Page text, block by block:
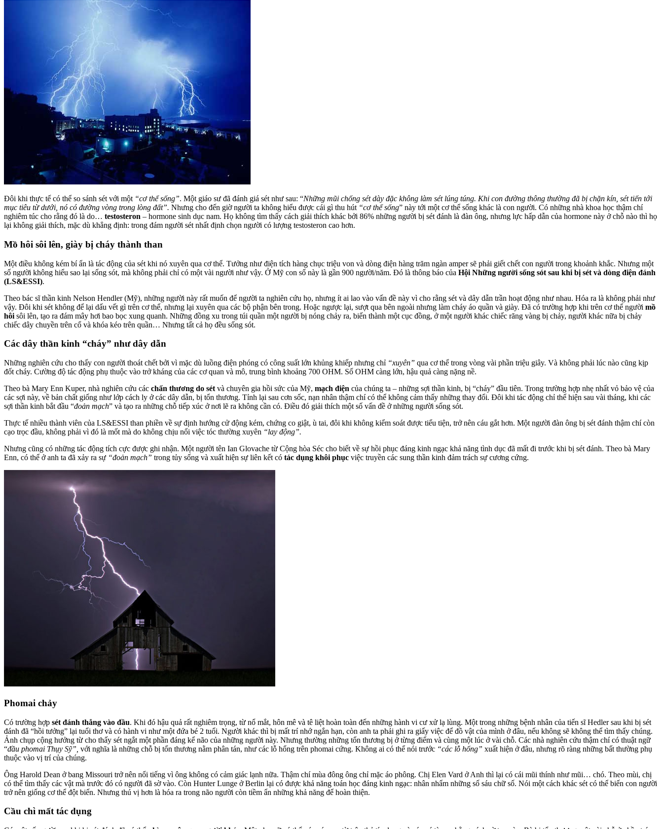
Đôi khi thực tế có thể so sánh sét với một “cơ thể sống”. Một giáo sư đã đánh giá sét như sau: “Những mũi chống sét dày đặc không làm sét lúng túng. Khi con đường thông thường đã bị chặn kín, sét tiến tới
mục tiêu từ dưới, nó có đường vòng trong lòng đất”. Nhưng cho đến giờ người ta không hiểu được cái gì thu hút “cơ thể sống” này tới một cơ thể sống khác là con người. Có những nhà khoa học thậm chí
nghiêm túc cho rằng đó là do… testosteron – hormone sinh dục nam. Họ không tìm thấy cách giải thích khác bởi 86% những người bị sét đánh là đàn ông, nhưng lực hấp dẫn của hormone này ở chỗ nào thì họ
lại không giải thích, mặc dù khẳng định: trong đám người sét nhất định chọn người có lượng testosteron cao hơn.
Mồ hôi sôi lên, giày bị cháy thành than
Một điều không kém bí ẩn là tác động của sét khi nó xuyên qua cơ thể. Tưởng như điện tích hàng chục triệu von và dòng điện hàng trăm ngàn amper sẽ phải giết chết con người trong khoảnh khắc. Nhưng một
số người không hiểu sao lại sống sót, mà không phải chỉ có một vài người như vậy. Ở Mỹ con số này là gần 900 người/năm. Đó là thông báo của Hội Những người sống sót sau khi bị sét và dòng điện đánh
(LS&ESSI).
Theo bác sĩ thần kinh Nelson Hendler (Mỹ), những người này rất muốn để người ta nghiên cứu họ, nhưng ít ai lao vào vấn đề này vì cho rằng sét và dây dẫn trần hoạt động như nhau. Hóa ra là không phải như
vậy. Đôi khi sét không để lại dấu vết gì trên cơ thể, nhưng lại xuyên qua các bộ phận bên trong. Hoặc ngược lại, sượt qua bên ngoài nhưng làm cháy áo quần và giày. Đã có trường hợp khi trên cơ thể người mồ
hôi sôi lên, tạo ra đám mây hơi bao bọc xung quanh. Những đồng xu trong túi quần một người bị nóng chảy ra, biến thành một cục đồng, ở một người khác chiếc răng vàng bị chảy, người khác nữa bị chảy
chiếc dây chuyền trên cổ và khóa kéo trên quần… Nhưng tất cả họ đều sống sót.
Các dây thần kinh “cháy” như dây dẫn
Những nghiên cứu cho thấy con người thoát chết bởi vì mặc dù luồng điện phóng có công suất lớn khủng khiếp nhưng chỉ “xuyên” qua cơ thể trong vòng vài phần triệu giây. Và không phải lúc nào cũng kịp
đốt cháy. Cường độ tác động phụ thuộc vào trở kháng của các cơ quan và mô, trung bình khoảng 700 OHM. Số OHM càng lớn, hậu quả càng nặng nề.
Theo bà Mary Enn Kuper, nhà nghiên cứu các chấn thương do sét và chuyên gia hồi sức của Mỹ, mạch điện của chúng ta – những sợi thần kinh, bị “cháy” đầu tiên. Trong trường hợp nhẹ nhất vỏ bảo vệ của
các sợi này, về bản chất giống như lớp cách ly ở các dây dẫn, bị tổn thương. Tỉnh lại sau cơn sốc, nạn nhân thậm chí có thể không cảm thấy những thay đổi. Đôi khi tác động chỉ thể hiện sau vài tháng, khi các
sợi thần kinh bắt đầu “đoản mạch” và tạo ra những chỗ tiếp xúc ở nơi lẽ ra không cần có. Điều đó giải thích một số vấn đề ở những người sống sót.
Thực tế nhiều thành viên của LS&ESSI than phiền về sự định hướng cử động kém, chứng co giật, ù tai, đôi khi không kiểm soát được tiểu tiện, trở nên cáu gắt hơn. Một người đàn ông bị sét đánh thậm chí còn
cạo trọc đầu, không phải vì đó là mốt mà do không chịu nổi việc tóc thường xuyên “lay động”.
Nhưng cũng có những tác động tích cực được ghi nhận. Một người tên Ian Glovache từ Cộng hòa Séc cho biết về sự hồi phục đáng kinh ngạc khả năng tình dục đã mất đi trước khi bị sét đánh. Theo bà Mary
Enn, có thể ở anh ta đã xảy ra sự “đoản mạch” trong tủy sống và xuất hiện sự liên kết có tác dụng khôi phục việc truyền các sung thần kinh đảm trách sự cương cứng.
Phomai chảy
Có trường hợp sét đánh thẳng vào đầu. Khi đó hậu quả rất nghiêm trọng, từ nổ mắt, hôn mê và tê liệt hoàn toàn đến những hành vi cư xử lạ lùng. Một trong những bệnh nhân của tiến sĩ Hedler sau khi bị sét
đánh đã “hồi tưởng” lại tuổi thơ và có hành vi như một đứa bé 2 tuổi. Người khác thì bị mất trí nhớ ngắn hạn, còn anh ta phải ghi ra giấy việc để đồ vật của mình ở đâu, nếu không sẽ không thể tìm thấy chúng.
Ảnh chụp cộng hưởng từ cho thấy sét ngắt một phần đáng kể não của những người này. Nhưng thường những tổn thương bị ở từng điểm và cùng một lúc ở vài chỗ. Các nhà nghiên cứu thậm chí có thuật ngữ
“đầu phomai Thụy Sỹ”, với nghĩa là những chỗ bị tổn thương nằm phân tán, như các lỗ hổng trên phomai cứng. Không ai có thể nói trước “các lỗ hổng” xuất hiện ở đâu, nhưng rõ ràng những bất thường phụ
thuộc vào vị trí của chúng.
Ông Harold Dean ở bang Missouri trở nên nổi tiếng vì ông không có cảm giác lạnh nữa. Thậm chí mùa đông ông chỉ mặc áo phông. Chị Elen Vard ở Anh thì lại có cái mũi thính như mũi… chó. Theo mùi, chị
có thể tìm thấy các vật mà trước đó có người đã sờ vào. Còn Hunter Lunge ở Berlin lại có được khả năng toán học đáng kinh ngạc: nhân nhẩm những số sáu chữ số. Nói một cách khác sét có thể biến con người
trở nên giống cơ thể đột biến. Nhưng thú vị hơn là hóa ra trong não người còn tiềm ẩn những khả năng để hoàn thiện.
Cầu chì mất tác dụng